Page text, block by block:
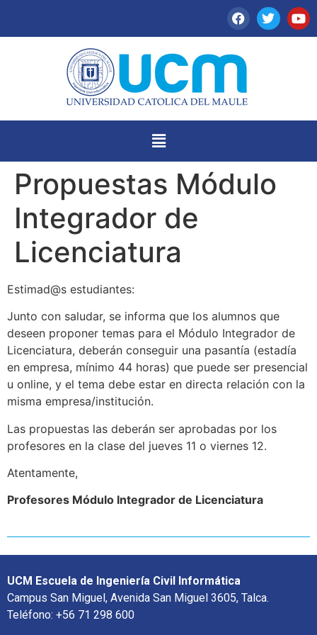
Propuestas Módulo
Integrador de
Licenciatura
Estimad@s estudiantes:
Junto con saludar, se informa que los alumnos que
deseen proponer temas para el Módulo Integrador de
Licenciatura, deberán conseguir una pasantía (estadía
en empresa, mínimo 44 horas) que puede ser presencial
u online, y el tema debe estar en directa relación con la
misma empresa/institución.
Las propuestas las deberán ser aprobadas por los
profesores en la clase del jueves 11 o viernes 12.
Atentamente,
Profesores Módulo Integrador de Licenciatura
UCM Escuela de Ingeniería Civil Informática
Campus San Miguel, Avenida San Miguel 3605, Talca.
Teléfono: +56 71 298 600